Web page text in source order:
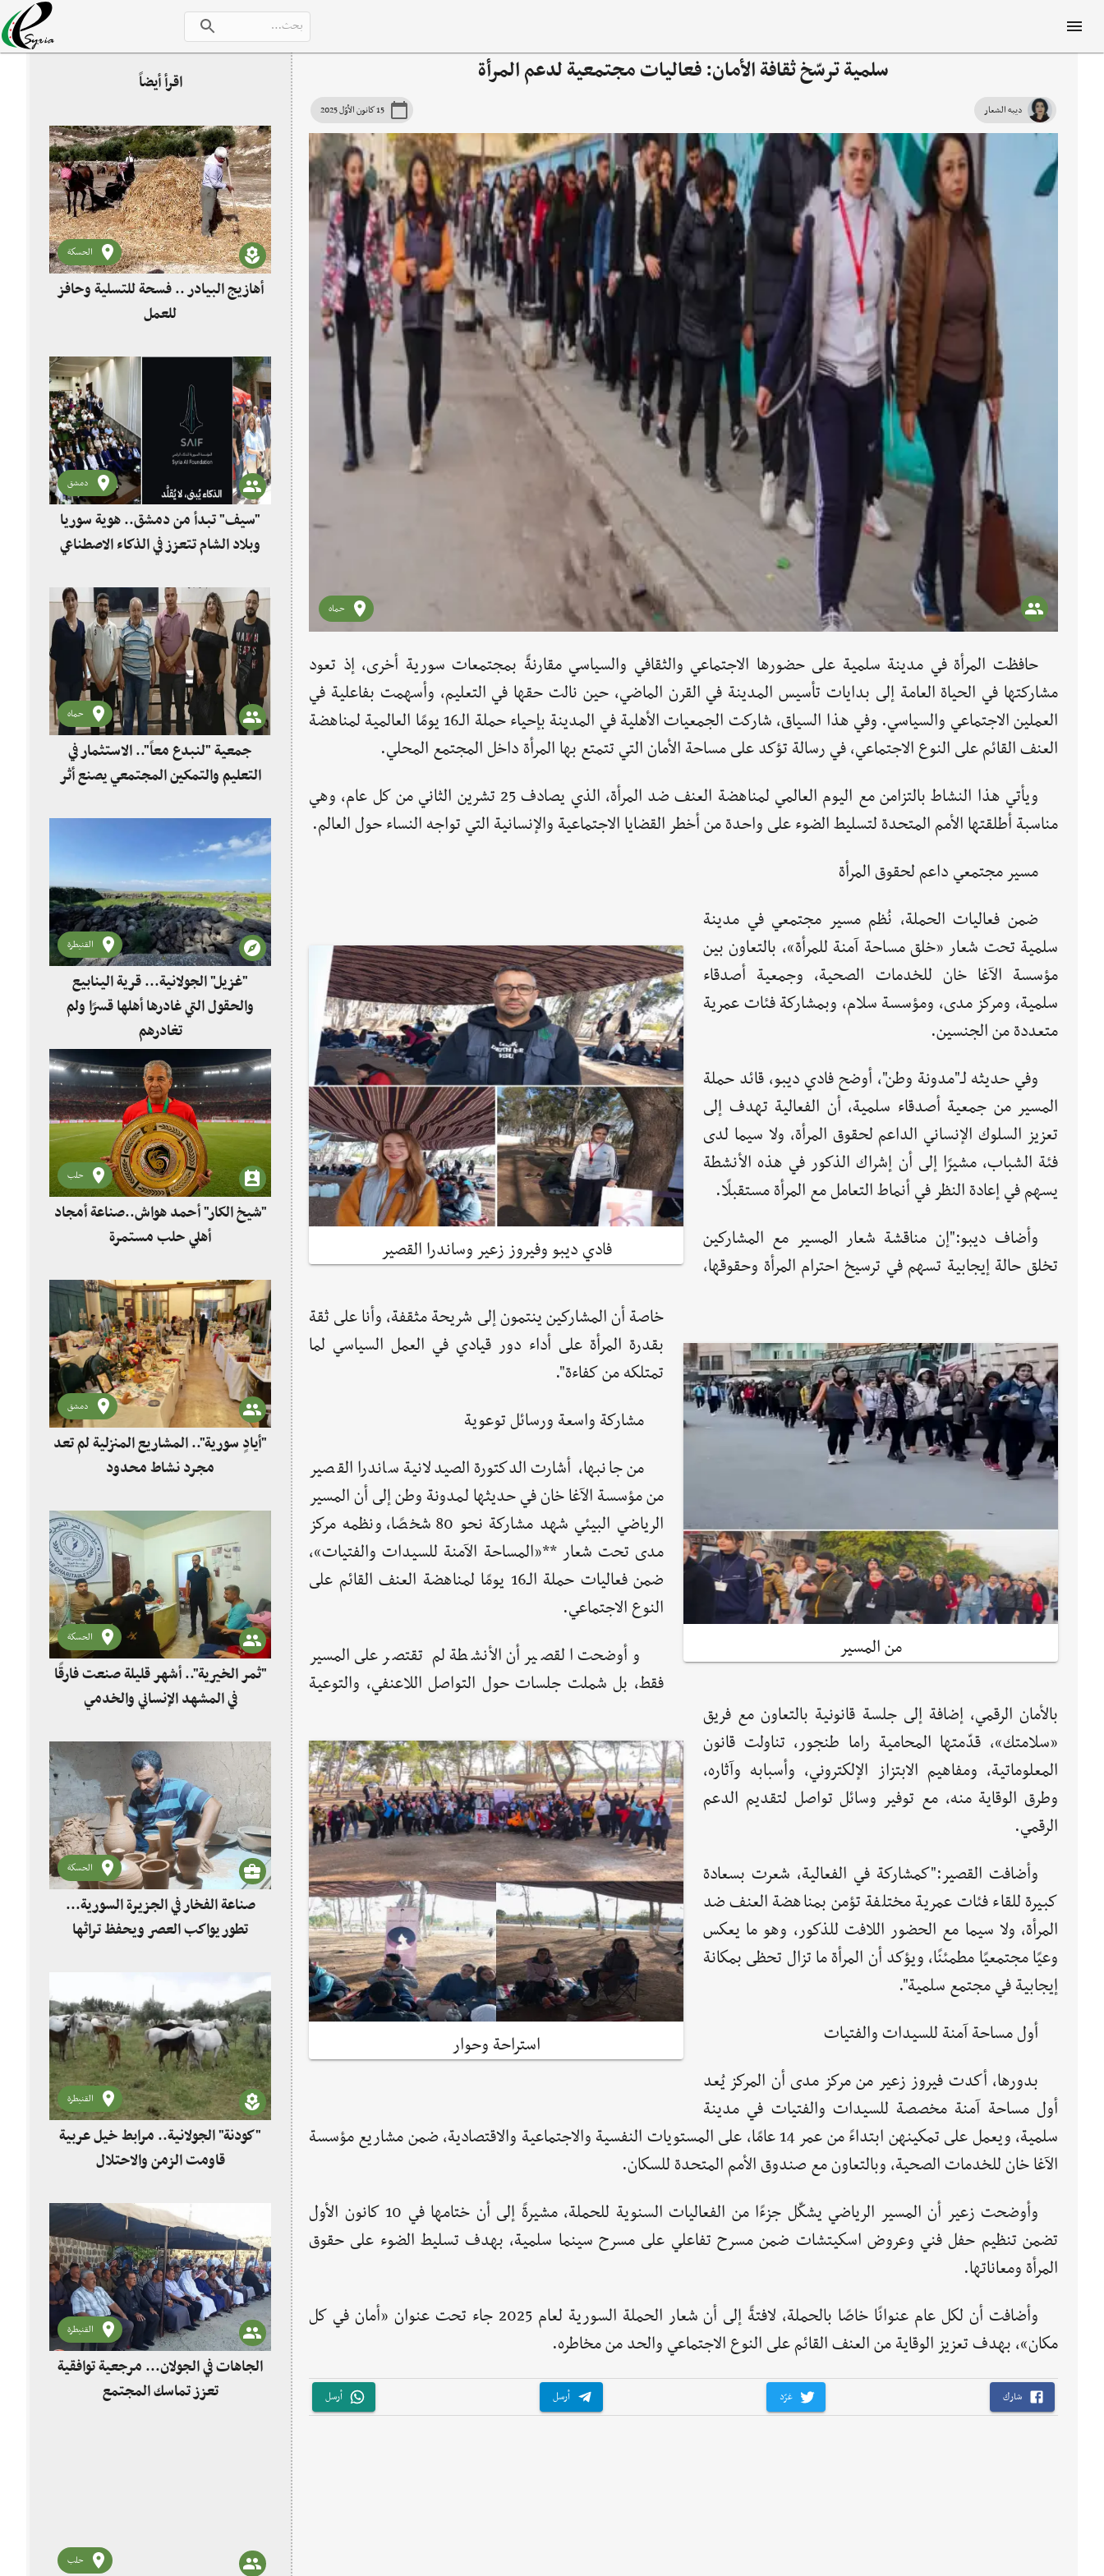
سلمية ترسّخ ثقافة الأمان: فعاليات مجتمعية لدعم المرأة
ديبه الشعار 15 كانون الأوّل 2025
حماه
حافظت المرأة في مدينة سلمية على حضورها الاجتماعي والثقافي والسياسي مقارنةً بمجتمعات سورية أخرى، إذ تعود
مشاركتها في الحياة العامة إلى بدايات تأسيس المدينة في القرن الماضي، حين نالت حقها في التعليم، وأسهمت بفاعلية في
العملين الاجتماعي والسياسي. وفي هذا السياق، شاركت الجمعيات الأهلية في المدينة بإحياء حملة الـ16 يومًا العالمية لمناهضة
العنف القائم على النوع الاجتماعي، في رسالة تؤكد على مساحة الأمان التي تتمتع بها المرأة داخل المجتمع المحلي.
ويأتي هذا النشاط بالتزامن مع اليوم العالمي لمناهضة العنف ضد المرأة، الذي يصادف 25 تشرين الثاني من كل عام، وهي
مناسبة أطلقتها الأمم المتحدة لتسليط الضوء على واحدة من أخطر القضايا الاجتماعية والإنسانية التي تواجه النساء حول العالم.
مسير مجتمعي داعم لحقوق المرأة
فادي ديبو وفيروز زعير وساندرا القصير
ضمن فعاليات الحملة، نُظم مسير مجتمعي في مدينة
سلمية تحت شعار «خلق مساحة آمنة للمرأة»، بالتعاون بين
مؤسسة الآغا خان للخدمات الصحية، وجمعية أصدقاء
سلمية، ومركز مدى، ومؤسسة سلام، وبمشاركة فئات عمرية
متعددة من الجنسين.
وفي حديثه لـ"مدونة وطن"، أوضح فادي ديبو، قائد حملة
المسير من جمعية أصدقاء سلمية، أن الفعالية تهدف إلى
تعزيز السلوك الإنساني الداعم لحقوق المرأة، ولا سيما لدى
فئة الشباب، مشيرًا إلى أن إشراك الذكور في هذه الأنشطة
يسهم في إعادة النظر في أنماط التعامل مع المرأة مستقبلًا.
من المسير
وأضاف ديبو:"إن مناقشة شعار المسير مع المشاركين
تخلق حالة إيجابية تسهم في ترسيخ احترام المرأة وحقوقها،
خاصة أن المشاركين ينتمون إلى شريحة مثقفة، وأنا على ثقة
بقدرة المرأة على أداء دور قيادي في العمل السياسي لما
تمتلكه من كفاءة".
مشاركة واسعة ورسائل توعوية
استراحة وحوار
من جانبها، أشارت الدكتورة الصيدلانية ساندرا القصير
من مؤسسة الآغا خان في حديثها لمدونة وطن إلى أن المسير
الرياضي البيئي شهد مشاركة نحو 80 شخصًا، ونظمه مركز
مدى تحت شعار **«المساحة الآمنة للسيدات والفتيات»،
ضمن فعاليات حملة الـ16 يومًا لمناهضة العنف القائم على
النوع الاجتماعي.
وأوضحت القصير أن الأنشطة لم تقتصر على المسير
فقط، بل شملت جلسات حول التواصل اللاعنفي، والتوعية
بالأمان الرقمي، إضافة إلى جلسة قانونية بالتعاون مع فريق
«سلامتك»، قدّمتها المحامية راما طنجور، تناولت قانون
المعلوماتية، ومفاهيم الابتزاز الإلكتروني، وأسبابه وآثاره،
وطرق الوقاية منه، مع توفير وسائل تواصل لتقديم الدعم
الرقمي.
وأضافت القصير:"كمشاركة في الفعالية، شعرت بسعادة
كبيرة للقاء فئات عمرية مختلفة تؤمن بمناهضة العنف ضد
المرأة، ولا سيما مع الحضور اللافت للذكور، وهو ما يعكس
وعيًا مجتمعيًا مطمئنًا، ويؤكد أن المرأة ما تزال تحظى بمكانة
إيجابية في مجتمع سلمية".
أول مساحة آمنة للسيدات والفتيات
بدورها، أكدت فيروز زعير من مركز مدى أن المركز يُعد
أول مساحة آمنة مخصصة للسيدات والفتيات في مدينة
سلمية، ويعمل على تمكينهن ابتداءً من عمر 14 عامًا، على المستويات النفسية والاجتماعية والاقتصادية، ضمن مشاريع مؤسسة
الآغا خان للخدمات الصحية، وبالتعاون مع صندوق الأمم المتحدة للسكان.
وأوضحت زعير أن المسير الرياضي يشكّل جزءًا من الفعاليات السنوية للحملة، مشيرةً إلى أن ختامها في 10 كانون الأول
تضمن تنظيم حفل فني وعروض اسكيتشات ضمن مسرح تفاعلي على مسرح سينما سلمية، بهدف تسليط الضوء على حقوق
المرأة ومعاناتها.
وأضافت أن لكل عام عنوانًا خاصًا بالحملة، لافتةً إلى أن شعار الحملة السورية لعام 2025 جاء تحت عنوان «أمان في كل
مكان»، بهدف تعزيز الوقاية من العنف القائم على النوع الاجتماعي والحد من مخاطره.
شارك غرّد أرسل أرسل
اقرأ أيضاً
الحسكة
أهازيج البيادر .. فسحة للتسلية وحافز
للعمل
دمشق
"سيف" تبدأ من دمشق.. هوية سوريا
وبلاد الشام تتعزز في الذكاء الاصطناعي
حماه
جمعية "لنبدع معاً".. الاستثمار في
التعليم والتمكين المجتمعي يصنع أثر
القنيطرة
"غزيل" الجولانية... قرية الينابيع
والحقول التي غادرها أهلها قسرًا ولم
تغادرهم
حلب
"شيخ الكار" أحمد هواش..صناعة أمجاد
أهلي حلب مستمرة
دمشق
"أيادٍ سورية".. المشاريع المنزلية لم تعد
مجرد نشاط محدود
الحسكة
"ثمر الخيرية".. أشهر قليلة صنعت فارقًا
في المشهد الإنساني والخدمي
الحسكة
صناعة الفخار في الجزيرة السورية...
تطور يواكب العصر ويحفظ تراثها
القنيطرة
"كودنة" الجولانية.. مرابط خيل عربية
قاومت الزمن والاحتلال
القنيطرة
الجاهات في الجولان... مرجعية توافقية
تعزز تماسك المجتمع
حلب